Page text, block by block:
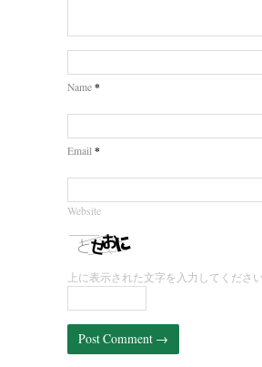
Name *
Email *
Website
上に表示された文字を入力してください